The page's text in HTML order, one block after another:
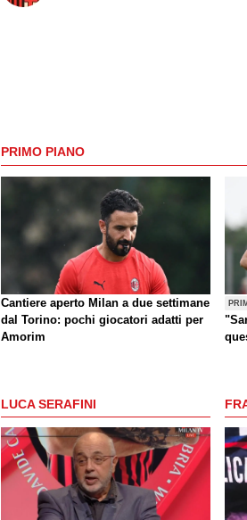
PRIMO PIANO
Cantiere aperto Milan a due settimane
dal Torino: pochi giocatori adatti per
Amorim
LUCA SERAFINI